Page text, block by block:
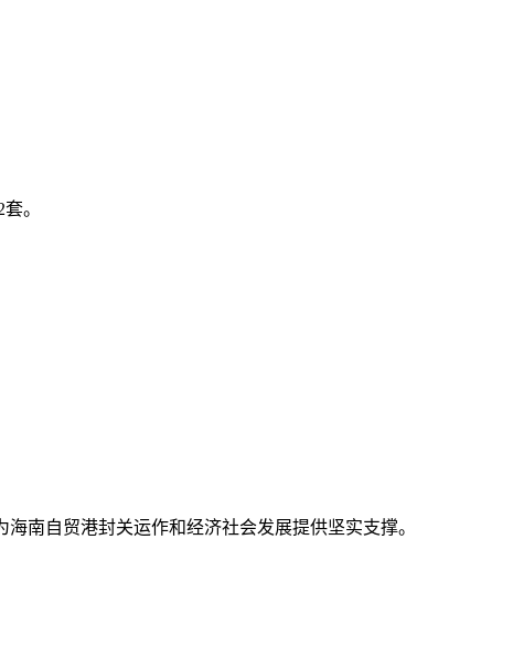
。
南自贸港封关运作和经济社会发展提供坚实支撑。